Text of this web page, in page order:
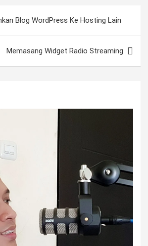
Blog WordPress Ke Hosting Lain
Memasang Widget Radio Streaming